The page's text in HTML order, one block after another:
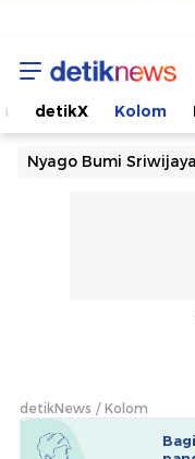
detikX Kolom
Nyago Bumi Sriwijaya
detikNews Kolom